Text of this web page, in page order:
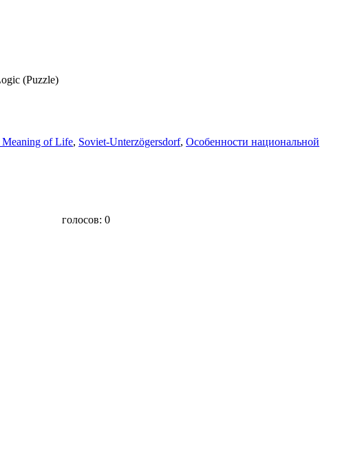
(Puzzle)
of Life, Soviet-Unterzögersdorf, Особенности национальной
голосов: 0